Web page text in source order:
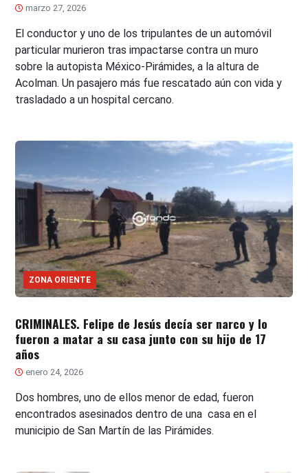
marzo 27, 2026
El conductor y uno de los tripulantes de un automóvil
particular murieron tras impactarse contra un muro
sobre la autopista México-Pirámides, a la altura de
Acolman. Un pasajero más fue rescatado aún con vida y
trasladado a un hospital cercano.
ZONA ORIENTE
CRIMINALES. Felipe de Jesús decía ser narco y lo
fueron a matar a su casa junto con su hijo de 17
años
enero 24, 2026
Dos hombres, uno de ellos menor de edad, fueron
encontrados asesinados dentro de una casa en el
municipio de San Martín de las Pirámides.